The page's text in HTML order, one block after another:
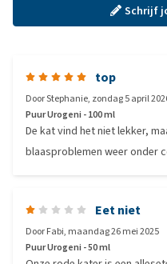
Schrijf
top
DoorStephanie, zondag 5 april
Puur Urogeni - 100 ml
De kat vind het niet lekker,
blaasproblemen weer onder
Eet niet
DoorFabi, maandag 26 mei 2025
Puur Urogeni - 50 ml